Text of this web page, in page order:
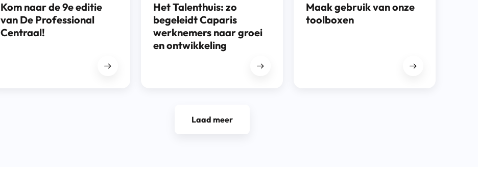
Kom naar de 9e editie
van De Professional
Centraal!
Het Talenthuis: zo
begeleidt Caparis
werknemers naar groei
en ontwikkeling
Maak gebruik van onze
toolboxen
Laad meer